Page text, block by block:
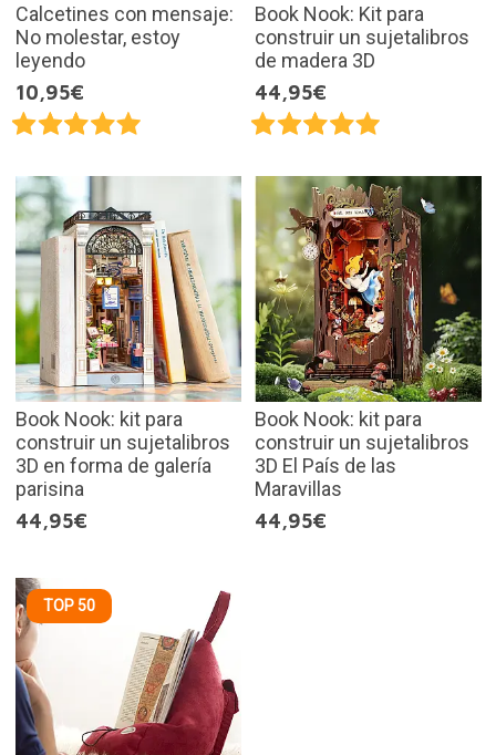
Calcetines con mensaje:
No molestar, estoy
leyendo
10,95€
Book Nook: Kit para
construir un sujetalibros
de madera 3D
44,95€
Book Nook: kit para
construir un sujetalibros
3D en forma de galería
parisina
44,95€
Book Nook: kit para
construir un sujetalibros
3D El País de las
Maravillas
44,95€
TOP 50